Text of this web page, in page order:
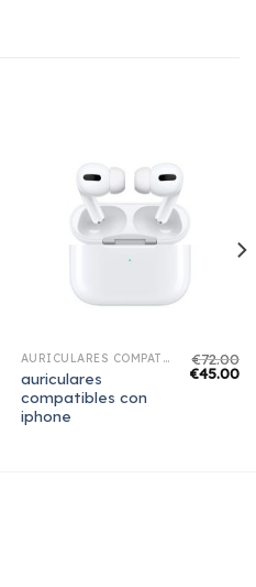
AURICULARES COMPATIBLES CON IPHONE
auriculares
compatibles con
iphone
€72.00
€45.00